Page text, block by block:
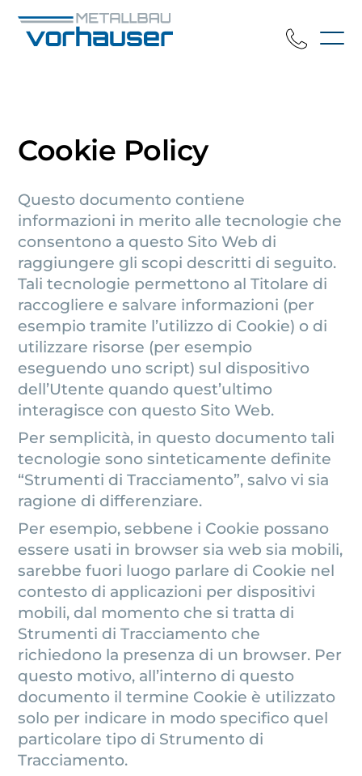
Cookie Policy
Questo documento contiene
informazioni in merito alle tecnologie che
consentono a questo Sito Web di
raggiungere gli scopi descritti di seguito.
Tali tecnologie permettono al Titolare di
raccogliere e salvare informazioni (per
esempio tramite l’utilizzo di Cookie) o di
utilizzare risorse (per esempio
eseguendo uno script) sul dispositivo
dell’Utente quando quest’ultimo
interagisce con questo Sito Web.
Per semplicità, in questo documento tali
tecnologie sono sinteticamente definite
“Strumenti di Tracciamento”, salvo vi sia
ragione di differenziare.
Per esempio, sebbene i Cookie possano
essere usati in browser sia web sia mobili,
sarebbe fuori luogo parlare di Cookie nel
contesto di applicazioni per dispositivi
mobili, dal momento che si tratta di
Strumenti di Tracciamento che
richiedono la presenza di un browser. Per
questo motivo, all’interno di questo
documento il termine Cookie è utilizzato
solo per indicare in modo specifico quel
particolare tipo di Strumento di
Tracciamento.